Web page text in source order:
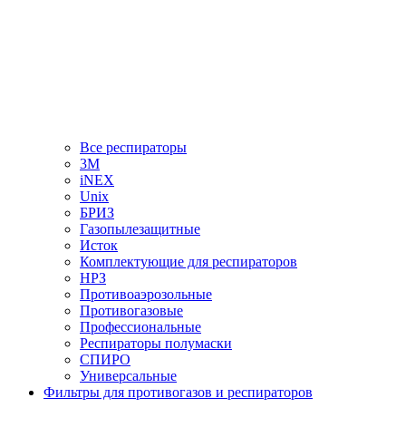
Все респираторы
3М
iNEX
Unix
БРИЗ
Газопылезащитные
Исток
Комплектующие для респираторов
НРЗ
Противоаэрозольные
Противогазовые
Профессиональные
Респираторы полумаски
СПИРО
Универсальные
Фильтры для противогазов и респираторов